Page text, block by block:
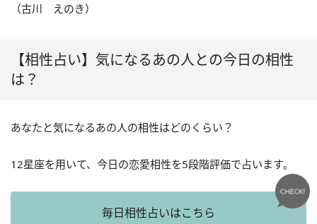
（古川 えのき）
【相性占い】気になるあの人との今日の相性
は？
あなたと気になるあの人の相性はどのくらい？
12星座を用いて、今日の恋愛相性を5段階評価で占います。
毎日相性占いはこちら